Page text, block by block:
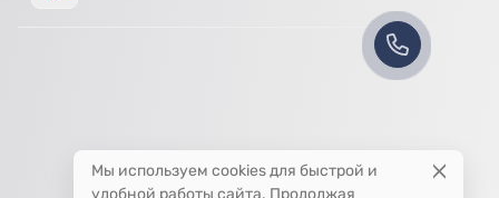
Мы используем cookies для быстрой и
удобной работы сайта. Продолжая